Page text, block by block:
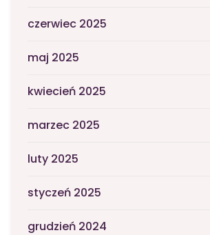
czerwiec 2025
maj 2025
kwiecień 2025
marzec 2025
luty 2025
styczeń 2025
grudzień 2024